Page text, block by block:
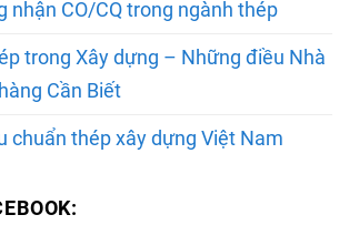
nhận CO/CQ trong ngành thép
trong Xây dựng – Những điều Nhà
Cần Biết
chuẩn thép xây dựng Việt Nam